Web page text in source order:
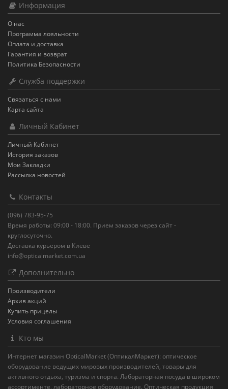
Информация
О нас
Программа лояльности
Оплата и доставка
Гарантия и возврат
Политика Безопасности
Служба поддержки
Связаться с нами
Карта сайта
Личный Кабинет
Личный Кабинет
История заказов
Мои Закладки
Рассылка новостей
Контакты
(096) 783-95-75
Время работы: 09:00 - 18:00. Прием заказов через сайт -
круглосуточно.
Доставка курьером в Киеве
info@opticalmarket.com.ua
Дополнительно
Производители
Архив акций
Купить прицелы
Условия соглашения
Кто мы
Интернет магазин OpticalMarket (ОптикалМаркет): оптическое
оборудование ведущих мировых производителей, товары для
активного отдыха, туризма и спорта. Лабораторная посуда в широком
ассортименте, лабораторное оборудование. Оптическая продукция